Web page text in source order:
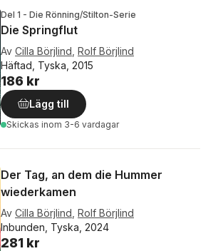
Del 1 - Die Rönning/Stilton-Serie
Die Springflut
Av Cilla Börjlind Rolf Börjlind
Häftad, Tyska, 2015
186 kr
Lägg till
Skickas inom 3-6 vardagar
Der Tag, an dem die Hummer
wiederkamen
Av Cilla Börjlind Rolf Börjlind
Inbunden, Tyska, 2024
281 kr